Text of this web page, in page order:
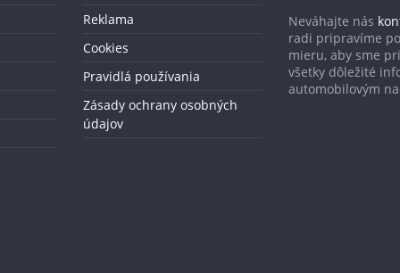
Reklama
Cookies
Pravidlá používania
Zásady ochrany osobných
údajov
Neváhajte nás
radi pripravíme
mieru, aby sme
všetky dôležité
automobilovým